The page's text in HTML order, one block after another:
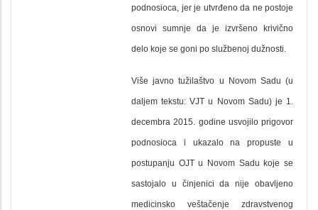
podnosioca, jer je utvrđeno da ne postoje
osnovi sumnje da je izvršeno krivično
delo koje se goni po službenoj dužnosti.
Više javno tužilaštvo u Novom Sadu (u
daljem tekstu: VJT u Novom Sadu) je 1.
decembra 2015. godine usvojilo prigovor
podnosioca i ukazalo na propuste u
postupanju OJT u Novom Sadu koje se
sastojalo u činjenici da nije obavljeno
medicinsko veštačenje zdravstvenog